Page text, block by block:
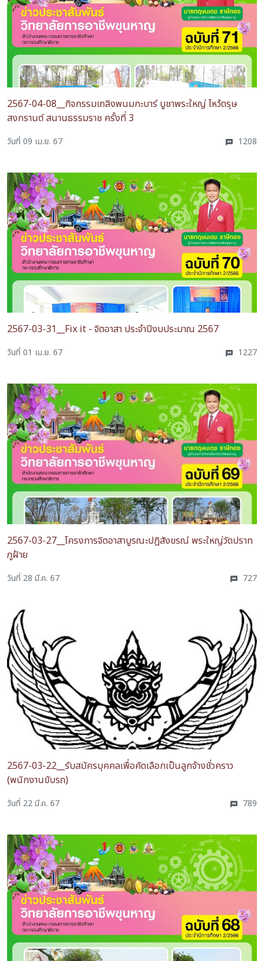
2567-04-08__กิจกรรมเถลิงพนมกะบาร์ บูชาพระใหญ่ ไหว้ตรุษ
สงกรานต์ สนานธรรมราช ครั้งที่ 3
วันที่ 09 เม.ย. 67 1208
2567-03-31__Fix it - จิตอาสา ประจำปีงบประมาณ 2567
วันที่ 01 เม.ย. 67 1227
2567-03-27__โครงการจิตอาสาบูรณะปฏิสังขรณ์ พระใหญ่วัดปราท
ภูฝ้าย
วันที่ 28 มี.ค. 67 727
2567-03-22__รับสมัครบุคคลเพื่อคัดเลือกเป็นลูกจ้างชั่วคราว
(พนักงานขับรถ)
วันที่ 22 มี.ค. 67 789